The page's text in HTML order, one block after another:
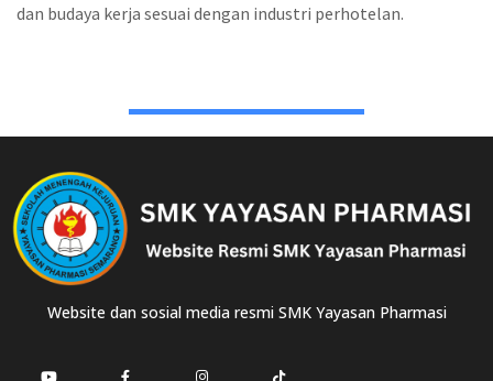
dan budaya kerja sesuai dengan industri perhotelan.
Website dan sosial media resmi SMK Yayasan Pharmasi